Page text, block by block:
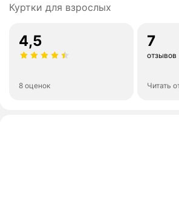
Куртки для взрослых
4,5
8 оценок
7
отзывов
Читать